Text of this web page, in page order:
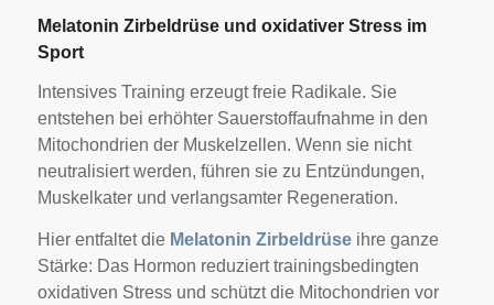
Melatonin Zirbeldrüse und oxidativer Stress im
Sport
Intensives Training erzeugt freie Radikale. Sie
entstehen bei erhöhter Sauerstoffaufnahme in den
Mitochondrien der Muskelzellen. Wenn sie nicht
neutralisiert werden, führen sie zu Entzündungen,
Muskelkater und verlangsamter Regeneration.
Hier entfaltet die Melatonin Zirbeldrüseihre ganze
Stärke: Das Hormon reduziert trainingsbedingten
oxidativen Stress und schützt die Mitochondrien vor